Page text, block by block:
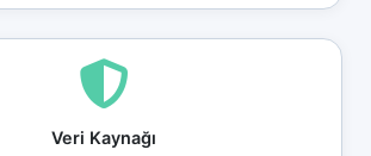
Veri Kaynağı